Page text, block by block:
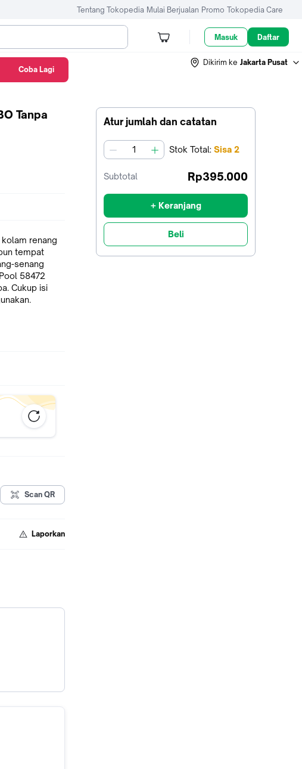
Tentang Tokopedia Mulai Berjualan Promo Tokopedia Care
Masuk Daftar
Dikirim ke Jakarta Pusat
Atur jumlah dan catatan
jumlah Stok Total: Sisa 2
Subtotal Rp395.000
+ Keranjang
Beli
Tanpa
renang
tempat
senang
58472
Cukup isi
Scan QR
Laporkan
Coba Lagi